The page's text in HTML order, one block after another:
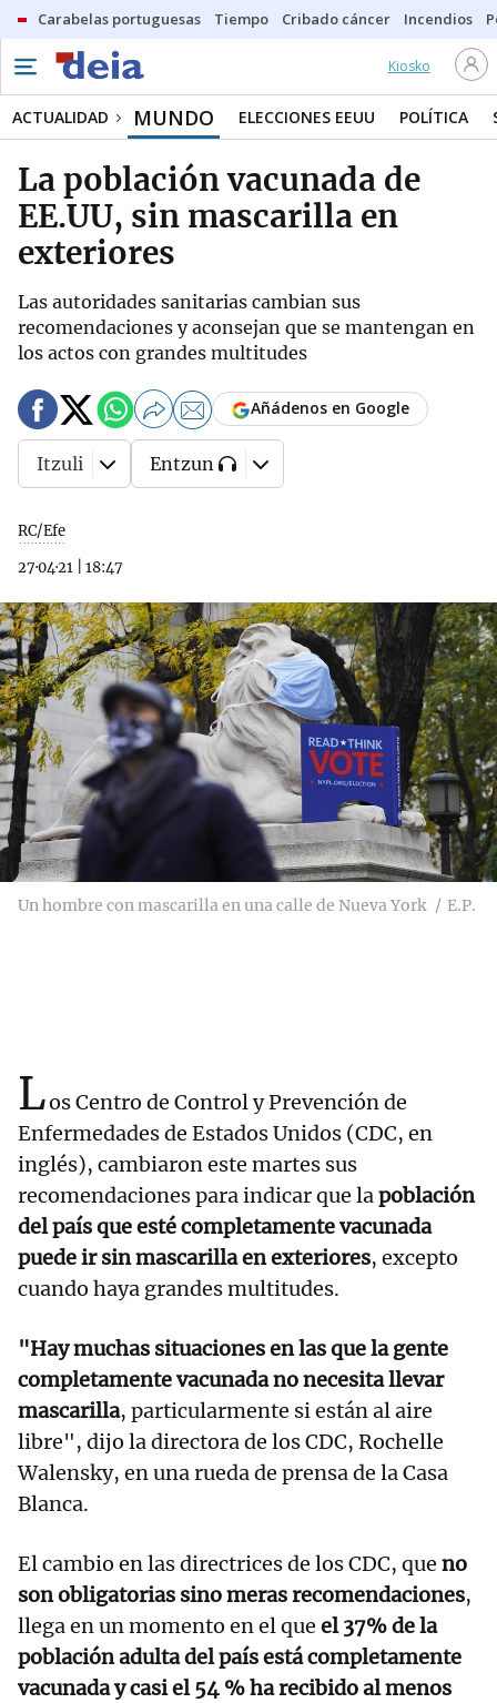
Carabelas portuguesas Tiempo Cribado cáncer Incendios
Kiosko
ACTUALIDAD MUNDO ELECCIONES EEUU POLÍTICA
La población vacunada de
EE.UU, sin mascarilla en
exteriores
Las autoridades sanitarias cambian sus
recomendaciones y aconsejan que se mantengan en
los actos con grandes multitudes
RC/Efe
27·04·21
18:47
Añádenos en Google
Itzuli Entzun
Un hombre con mascarilla en una calle de Nueva York E.P.
Los Centro de Control y Prevención de
Enfermedades de Estados Unidos (CDC, en
inglés), cambiaron este martes sus
recomendaciones para indicar que lapoblación
del país que esté completamente vacunada
puede ir sin mascarilla en exteriores, excepto
cuando haya grandes multitudes.
"Hay muchas situaciones en las que la gente
completamente vacunada no necesita llevar
mascarilla, particularmente si están al aire
libre", dijo la directora de los CDC, Rochelle
Walensky, en una rueda de prensa de la Casa
Blanca.
El cambio en las directrices de los CDC, que no
son obligatorias sino meras recomendaciones,
llega en un momento en el que el 37% de la
población adulta del país está completamente
vacunada y casi el 54 % ha recibido al menos